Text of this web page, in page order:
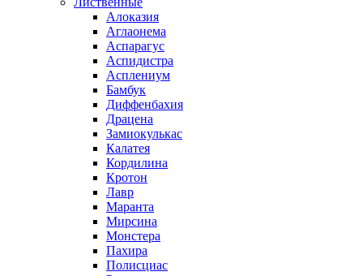
Алоказия
Аглаонема
Аспарагус
Аспидистра
Асплениум
Бамбук
Диффенбахия
Драцена
Замиокулькас
Калатея
Кордилина
Кротон
Лавр
Маранта
Мирсина
Монстера
Пахира
Полисциас